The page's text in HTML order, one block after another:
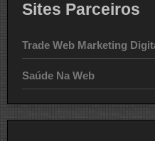
Sites Parceiros
Trade Web Marketing
Saúde Na Web